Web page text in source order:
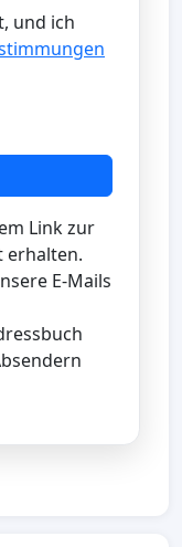
und ich
Link zur
erhalten.
E-Mails